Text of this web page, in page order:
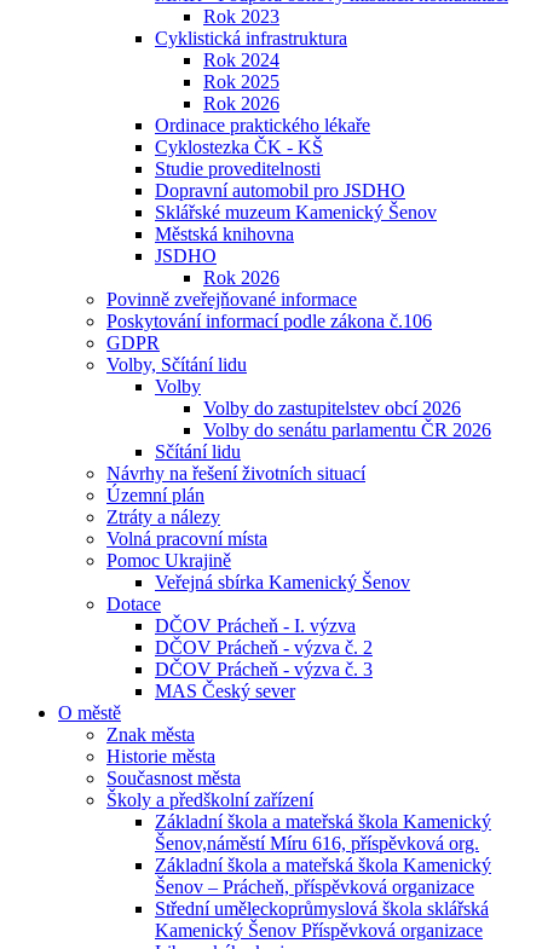
Rok 2023
Cyklistická infrastruktura
Rok 2024
Rok 2025
Rok 2026
Ordinace praktického lékaře
Cyklostezka ČK - KŠ
Studie proveditelnosti
Dopravní automobil pro JSDHO
Sklářské muzeum Kamenický Šenov
Městská knihovna
JSDHO
Rok 2026
Povinně zveřejňované informace
Poskytování informací podle zákona č.106
GDPR
Volby, Sčítání lidu
Volby
Volby do zastupitelstev obcí 2026
Volby do senátu parlamentu ČR 2026
Sčítání lidu
Návrhy na řešení životních situací
Územní plán
Ztráty a nálezy
Volná pracovní místa
Pomoc Ukrajině
Veřejná sbírka Kamenický Šenov
Dotace
DČOV Prácheň - I. výzva
DČOV Prácheň - výzva č. 2
DČOV Prácheň - výzva č. 3
MAS Český sever
O městě
Znak města
Historie města
Současnost města
Školy a předškolní zařízení
Základní škola a mateřská škola Kamenický
Šenov,náměstí Míru 616, příspěvková org.
Základní škola a mateřská škola Kamenický
Šenov – Prácheň, příspěvková organizace
Střední uměleckoprůmyslová škola sklářská
Kamenický Šenov Příspěvková organizace